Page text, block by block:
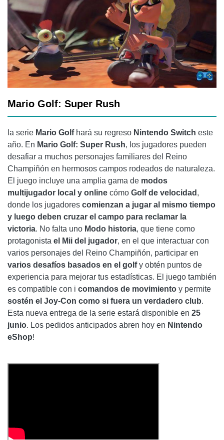
Mario Golf: Super Rush
la serie Mario Golfhará su regreso Nintendo Switch este
año. En Mario Golf: Super Rush, los jugadores pueden
desafiar a muchos personajes familiares del Reino
Champiñón en hermosos campos rodeados de naturaleza.
El juego incluye una amplia gama de modos
multijugador local y online cómo Golf de velocidad ,
donde los jugadores comienzan a jugar al mismo tiempo
y luego deben cruzar el campo para reclamar la
victoria. No falta uno Modo historia, que tiene como
protagonista el Mii del jugador, en el que interactuar con
varios personajes del Reino Champiñón, participar en
varios desafíos basados ​​en el golfy obtén puntos de
experiencia para mejorar tus estadísticas. El juego también
es compatible con i comandos de movimiento y permite
sostén el Joy-Con como si fuera un verdadero club.
Esta nueva entrega de la serie estará disponible en 25
junio. Los pedidos anticipados abren hoy en Nintendo
eShop!